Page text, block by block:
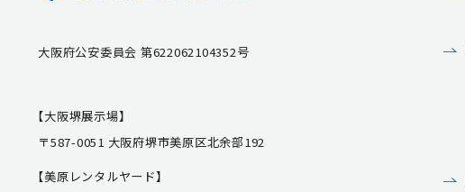
大阪府公安委員会 第622062104352号
【大阪堺展示場】
〒587-0051 大阪府堺市美原区北余部192
【美原レンタルヤード】